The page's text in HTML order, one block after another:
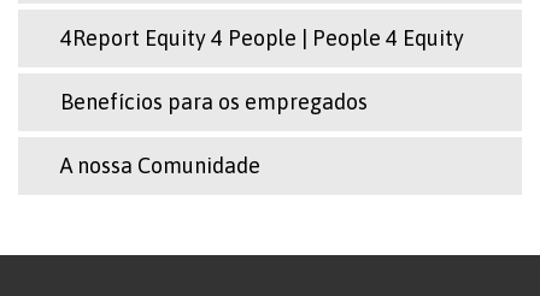
4Report Equity 4 People | People 4 Equity
Benefícios para os empregados
A nossa Comunidade